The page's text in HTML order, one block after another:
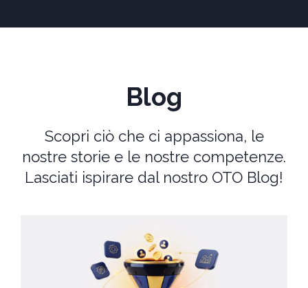
Blog
Scopri ciò che ci appassiona, le
nostre storie e le nostre competenze.
Lasciati ispirare dal nostro OTO Blog!